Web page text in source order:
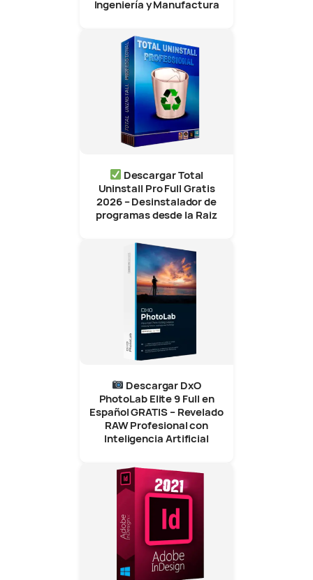
Ingeniería y Manufactura
Descargar Total
Uninstall Pro Full Gratis
2026 – Desinstalador de
programas desde la Raiz
Descargar DxO
PhotoLab Elite 9 Full en
Español GRATIS – Revelado
RAW Profesional con
Inteligencia Artificial